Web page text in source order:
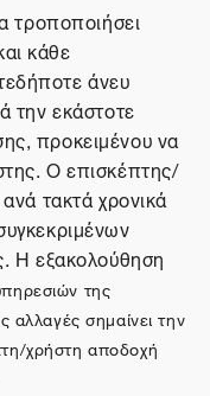
τροποποιήσει
κάθε
άνευ
την εκάστοτε
προκειμένου να
Ο επισκέπτης/
τακτά χρονικά
Η εξακολούθηση
της
αλλαγές σημαίνει την
χρήστη αποδοχή